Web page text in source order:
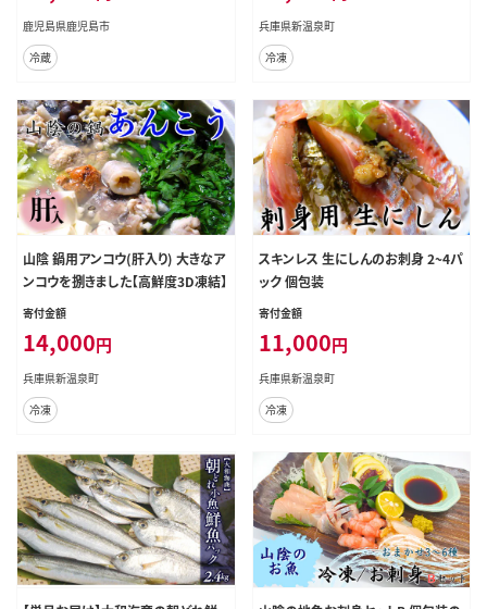
鹿児島県鹿児島市
冷蔵
兵庫県新温泉町
冷凍
山陰 鍋用アンコウ(肝入り) 大きなア
ンコウを捌きました【高鮮度3D凍結】
寄付金額
14,000円
兵庫県新温泉町
冷凍
スキンレス 生にしんのお刺身 2~4パ
ック 個包装
寄付金額
11,000円
兵庫県新温泉町
冷凍